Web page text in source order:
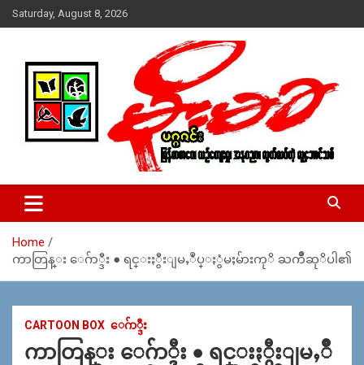
Skip
to
Saturday, August 8, 2026
MoeMaKa Burmese News &
Media
ယ္ေရး – အမွတ္ ၂၅၄၊ ပထပ္၊ လမ္း ၄၀၊ ေက်ာက္တံတား၊ ရန္ကုန္။
(ဖုုံး – ၀၉ ၂၅၂ ၂၄၉ ၀၉၄ ၊ ၀၉ ၄၂၁ ၇၄၃ ၇၅၃ ၊ ၀၉ ၅၀၄ ၁၀ ၅၈) ျ
ဇာေစ်းသစ္ ။ ၀၉ ၇၈၆၈၃၇ ၃၀၅ / ၀၉ ၉၆၃၆၉၉၈၃၄
Home
ကာတြန္း ေဂ်ာ္ဒီး ● ရင္းႏွီးျမႇဳပ္ႏွံမႈမ်ားကုိ ႀကိဳဆုိပါ၏
CARTOON BOX ေဂ်ာ္ဒီး
ကာတြန္း ေဂ်ာ္ဒီး ● ရင္းႏွီးျမႇဳ